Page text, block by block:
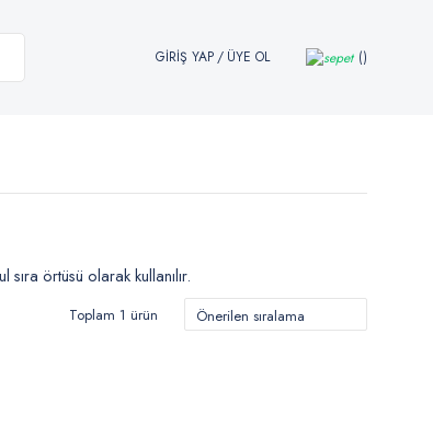
GİRİŞ YAP/ ÜYE OL
örtüsü olarak kullanılır.
Toplam 1 ürün